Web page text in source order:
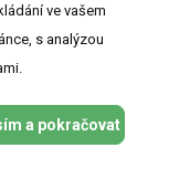
ve vašem
s analýzou
a pokračovat